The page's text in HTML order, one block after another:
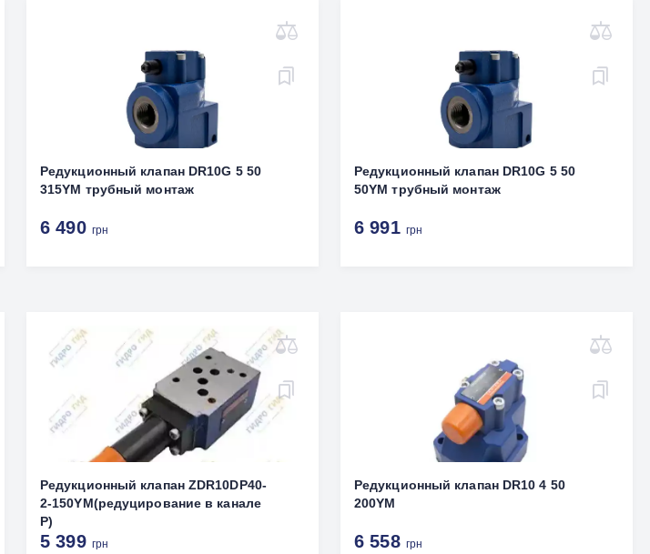
Редукционный клапан DR10G 5 50
315YM трубный монтаж
6 490 грн
Редукционный клапан DR10G 5 50
50YM трубный монтаж
6 991 грн
Редукционный клапан ZDR10DP40-
2-150YM(редуцирование в канале
Р)
5 399 грн
Редукционный клапан DR10 4 50
200YM
6 558 грн